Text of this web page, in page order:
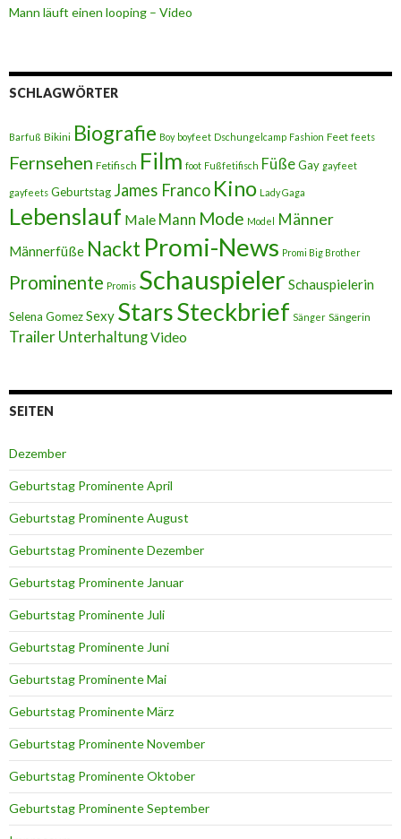
Mann läuft einen looping – Video
SCHLAGWÖRTER
Barfuß Bikini Biografie Boy boyfeet Dschungelcamp Fashion Feet feets
Fernsehen Fetifisch Film foot Fußfetifisch FüßeGay gayfeet
gayfeets Geburtstag James Franco Kino Lady Gaga
Lebenslauf Male Mann Mode Model Männer
Männerfüße Nackt Promi-News Promi Big Brother
Prominente Promis Schauspieler Schauspielerin
Selena GomezSexy StarsSteckbrief Sänger Sängerin
Trailer UnterhaltungVideo
SEITEN
Dezember
Geburtstag Prominente April
Geburtstag Prominente August
Geburtstag Prominente Dezember
Geburtstag Prominente Januar
Geburtstag Prominente Juli
Geburtstag Prominente Juni
Geburtstag Prominente Mai
Geburtstag Prominente März
Geburtstag Prominente November
Geburtstag Prominente Oktober
Geburtstag Prominente September